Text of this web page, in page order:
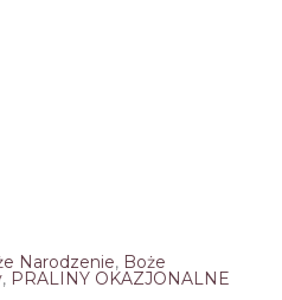
Narodzenie, Boże
, PRALINY OKAZJONALNE